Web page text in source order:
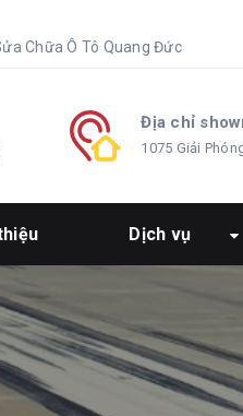
Chữa Ô Tô Quang Đức
Địa chỉ
1075 Giải
Dịch vụ